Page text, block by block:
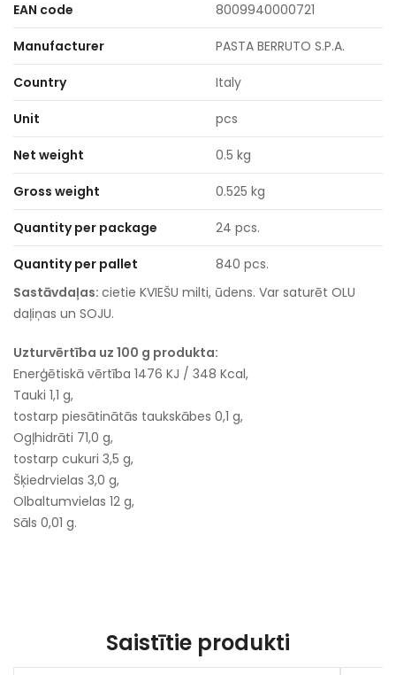
EAN code
8009940000721
Manufacturer PASTA BERRUTO S.P.A.
Country Italy
Unit pcs
Net weight 0.5 kg
Gross weight 0.525 kg
Quantity per package 24 pcs.
Quantity per pallet
840 pcs.
Sastāvdaļas: cietie KVIEŠU milti, ūdens. Var saturēt OLU
daļiņas un SOJU.
Uzturvērtība uz 100 g produkta:
Enerģētiskā vērtība 1476 KJ / 348 Kcal,
Tauki 1,1 g,
tostarp piesātinātās taukskābes 0,1 g,
Ogļhidrāti 71,0 g,
tostarp cukuri 3,5 g,
Šķiedrvielas 3,0 g,
Olbaltumvielas 12 g,
Sāls 0,01 g.
Saistītie produkti